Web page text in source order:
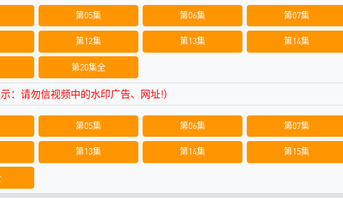
第05集 第06集 第07集
第12集 第13集 第14集
第20集全
：请勿信视频中的水印广告、网址!）
第05集 第06集 第07集
第13集 第14集 第15集